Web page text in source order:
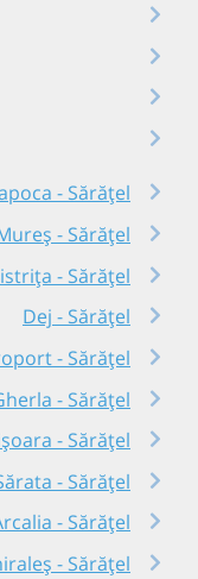
- Sărățel
- Sărățel
- Sărățel
Dej - Sărățel
- Sărățel
- Sărățel
- Sărățel
- Sărățel
- Sărățel
- Sărățel